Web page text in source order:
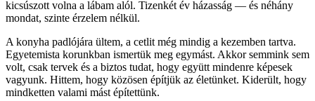
kicsúszott volna a lábam alól. Tizenkét év házasság — és néhány
mondat, szinte érzelem nélkül.
A konyha padlójára ültem, a cetlit még mindig a kezemben tartva.
Egyetemista korunkban ismertük meg egymást. Akkor semmink sem
volt, csak tervek és a biztos tudat, hogy együtt mindenre képesek
vagyunk. Hittem, hogy közösen építjük az életünket. Kiderült, hogy
mindketten valami mást építettünk.